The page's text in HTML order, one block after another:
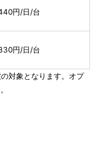
円/日/台
円/日/台
対象となります。オプ